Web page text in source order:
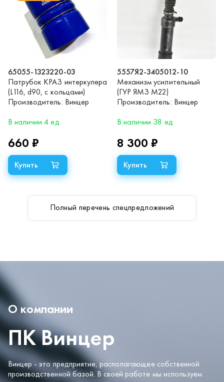
65055-1323220-03
Патрубок КРАЗ интеркулера
(L116, d90, с кольцами)
(синий силикон)
Производитель: Винцер
В наличии 4 ед
660 ₽
5557Я2-3405012-10
Механизм усилительный
(ГУР ЯМЗ М22)
Производитель: Винцер
В наличии 38 ед
8 300 ₽
Полный перечень спецпредложений
О компании
ПК Винцер
Винцер - это предприятие, располагающее собственной
производственной базой. В своей работе мы используем
только высококлассное сырье и гарантируем качество
продукции.